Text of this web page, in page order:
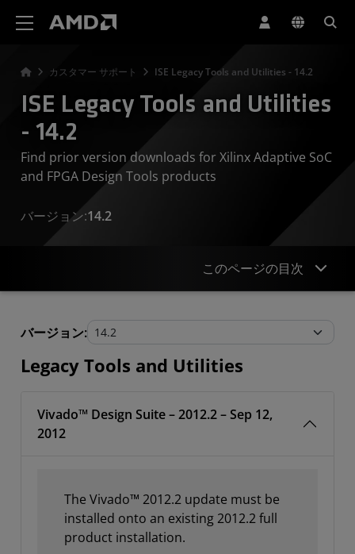
カスタマー サポート ISE Legacy Tools and Utilities - 14.2
ISE Legacy Tools and Utilities
- 14.2
Find prior version downloads for Xilinx Adaptive SoC
and FPGA Design Tools products
バージョン:14.2
このページの目次
Legacy Tools and Utilities
バージョン:
Legacy Tools and Utilities
Vivado™ Design Suite – 2012.2 – Sep 12,
2012
The Vivado™ 2012.2 update must be
installed onto an existing 2012.2 full
product installation.